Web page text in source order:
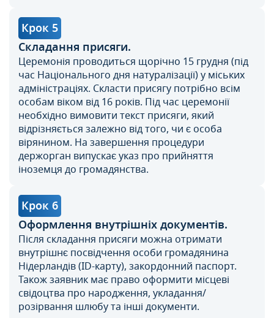
Крок 5
Складання присяги.
Церемонія проводиться щорічно 15 грудня (під
час Національного дня натуралізації) у міських
адміністраціях. Скласти присягу потрібно всім
особам віком від 16 років. Під час церемонії
необхідно вимовити текст присяги, який
відрізняється залежно від того, чи є особа
вірянином. На завершення процедури
держорган випускає указ про прийняття
іноземця до громадянства.
Крок 6
Оформлення внутрішніх документів.
Після складання присяги можна отримати
внутрішнє посвідчення особи громадянина
Нідерландів (ID-карту), закордонний паспорт.
Також заявник має право оформити місцеві
свідоцтва про народження, укладання/
розірвання шлюбу та інші документи.